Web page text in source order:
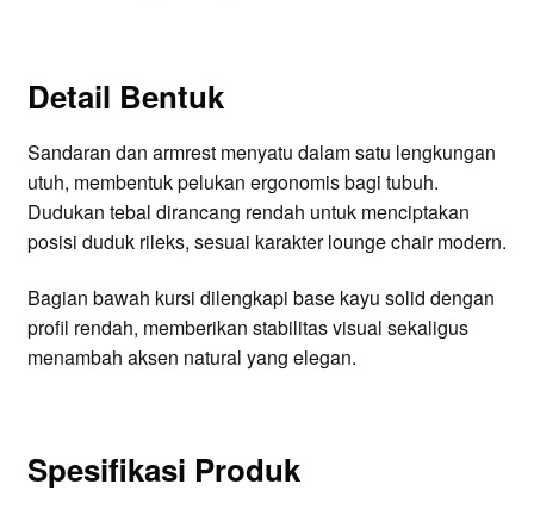
Detail Bentuk
Sandaran dan armrest menyatu dalam satu lengkungan
utuh, membentuk pelukan ergonomis bagi tubuh.
Dudukan tebal dirancang rendah untuk menciptakan
posisi duduk rileks, sesuai karakter lounge chair modern.
Bagian bawah kursi dilengkapi base kayu solid dengan
profil rendah, memberikan stabilitas visual sekaligus
menambah aksen natural yang elegan.
Spesifikasi Produk